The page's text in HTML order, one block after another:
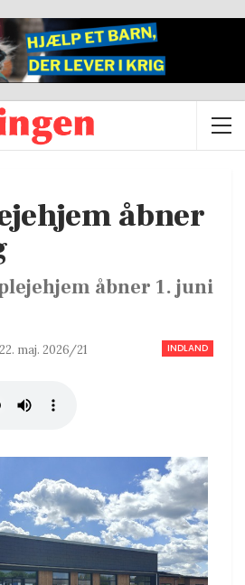
åbner
åbner 1. juni
INDLAND
22. maj. 2026/21